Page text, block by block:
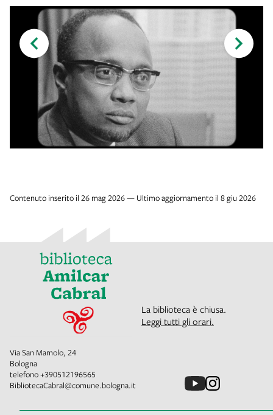
Contenuto inserito il 26 mag 2026 — Ultimo aggiornamento il 8 giu 2026
La biblioteca è chiusa.
Leggi tutti gli orari.
Via San Mamolo, 24
Bologna
telefono+390512196565
BibliotecaCabral@comune.bologna.it